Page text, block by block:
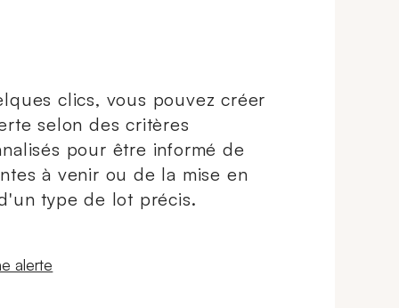
clics, vous pouvez créer
selon des critères
pour être informé de
à venir ou de la mise en
type de lot précis.
fenêtre
alerte